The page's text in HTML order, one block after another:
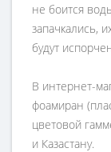
не боится
запачкались,
будут
В интернет-
фоамиран
цветовой
и Казастану.